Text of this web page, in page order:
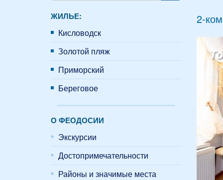
ЖИЛЬЕ:
Кисловодск
Золотой пляж
Приморский
Береговое
О ФЕОДОСИИ
Экскурсии
Достопримечательности
Районы и значимые места
2-